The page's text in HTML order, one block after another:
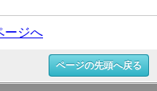
ージへ
ページの先頭へ戻る